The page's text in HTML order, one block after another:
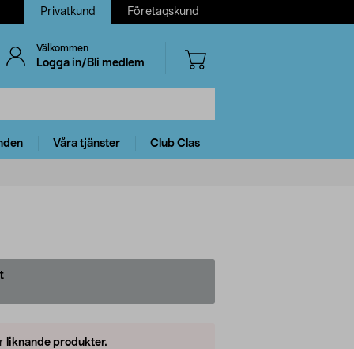
Privatkund Företagskund
Välkommen
Logga in/Bli medlem
Våra tjänster Club Clas
liknande produkter.